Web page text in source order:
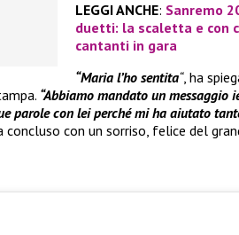
LEGGI ANCHE: Sanremo
duetti: la scaletta e con
cantanti in gara
“Maria l’ho sentita“, ha
“Abbiamo mandato un messaggio
parole con lei perché mi ha aiutato
concluso con un sorriso, felice del